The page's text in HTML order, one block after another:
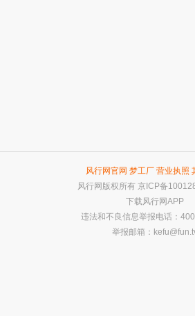
风行网官网 梦工厂 营业执照
风行网版权所有 京ICP备
下载风行网APP
违法和不良信息举报电话：
举报邮箱：